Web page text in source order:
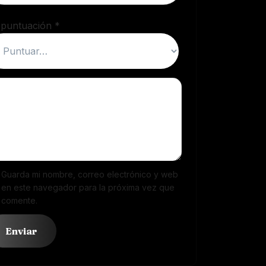
Guarda mi nombre, correo electrónico y web
en este navegador para la próxima vez que
comente.
*